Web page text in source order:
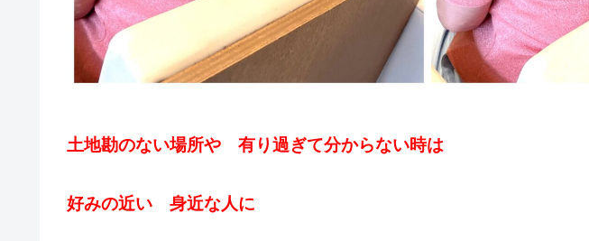
土地勘のない場所や 有り過ぎて分からない時は
好みの近い 身近な人に